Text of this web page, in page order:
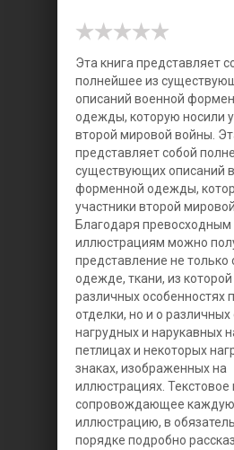
Эта книга представляет
полнейшее из
описаний военной
одежды, которую носили
второй мировой войны.
представляет собой
существующих описаний
форменной одежды,
участники второй
Благодаря
иллюстрациям можно
представление не только
одежде, ткани, из
различных особенностях
отделки, но и о различных
нагрудных и нарукавных
петлицах и некоторых
знаках, изображенных на
иллюстрациях. Текстовое
сопровождающее каждую
иллюстрацию, в
порядке подробно